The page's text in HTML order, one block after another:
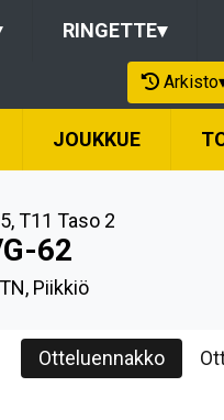
RINGETTE▾
Arkisto
JOUKKUE
,T11 Taso 2
62
Piikkiö
Otteluennakko